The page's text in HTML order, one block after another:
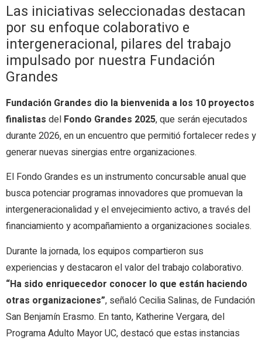
Las iniciativas seleccionadas destacan
por su enfoque colaborativo e
intergeneracional, pilares del trabajo
impulsado por nuestra Fundación
Grandes
Fundación Grandes dio la bienvenida a los 10 proyectos
finalistas del Fondo Grandes 2025, que serán ejecutados
durante 2026, en un encuentro que permitió fortalecer redes y
generar nuevas sinergias entre organizaciones.
El Fondo Grandes es un instrumento concursable anual que
busca potenciar programas innovadores que promuevan la
intergeneracionalidad y el envejecimiento activo, a través del
financiamiento y acompañamiento a organizaciones sociales.
Durante la jornada, los equipos compartieron sus
experiencias y destacaron el valor del trabajo colaborativo.
“Ha sido enriquecedor conocer lo que están haciendo
otras organizaciones”, señaló Cecilia Salinas, de Fundación
San Benjamín Erasmo. En tanto, Katherine Vergara, del
Programa Adulto Mayor UC, destacó que estas instancias